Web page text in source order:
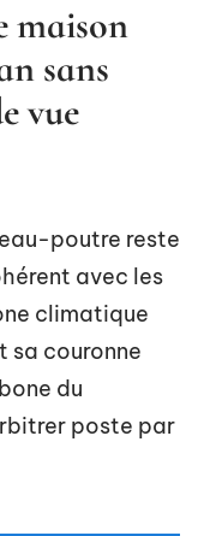
maison
sans
vue
poutre reste
avec les
climatique
sa couronne
du
poste par